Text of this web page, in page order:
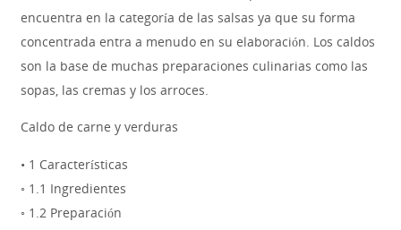
encuentra en la categoría de las salsas ya que su forma
concentrada entra a menudo en su elaboración. Los caldos
son la base de muchas preparaciones culinarias como las
sopas, las cremas y los arroces.
Caldo de carne y verduras
• 1 Características
◦ 1.1 Ingredientes
◦ 1.2 Preparación